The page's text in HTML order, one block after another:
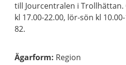
till Jourcentralen i
kl 17.00-22.00, lör-sön kl
82.
Ägarform: Region